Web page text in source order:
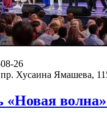
26
пр. Хусаина Ямашева,
«Новая